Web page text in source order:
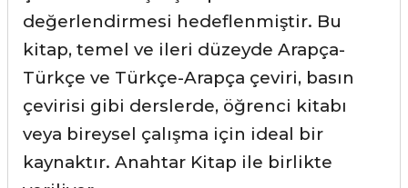
değerlendirmesi hedeflenmiştir. Bu
kitap, temel ve ileri düzeyde Arapça-
Türkçe ve Türkçe-Arapça çeviri, basın
çevirisi gibi derslerde, öğrenci kitabı
veya bireysel çalışma için ideal bir
kaynaktır. Anahtar Kitap ile birlikte